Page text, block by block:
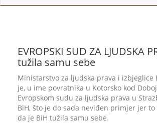
EVROPSKI SUD ZA LJUDSKA
tužila samu sebe
Ministarstvo za ljudska prava i izbjeglice
je, u ime povratnika u Kotorsko kod
Evropskom sudu za ljudska prava u
BiH, što je do sada neviđen primjer jer
da je BiH tužila samu sebe.